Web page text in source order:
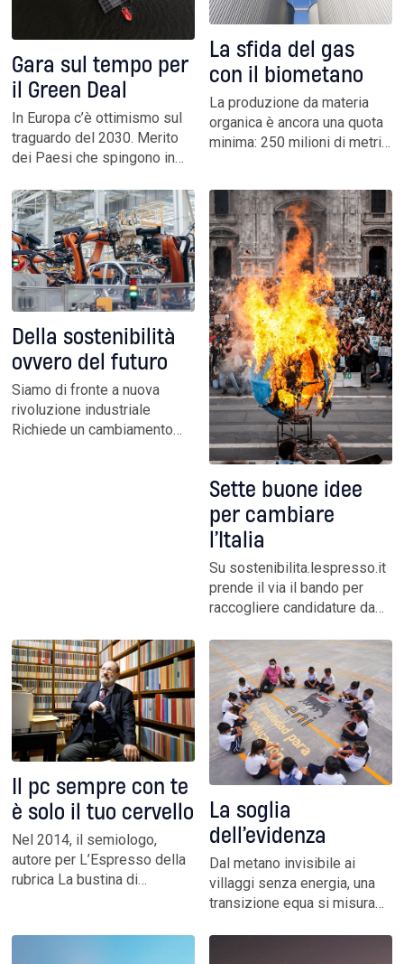
Gara sul tempo per
il Green Deal
In Europa c’è ottimismo sul
traguardo del 2030. Merito
dei Paesi che spingono in
obiettivi mancanti svela
lentezze e ritardi rispetto al
target della neutralità
carbonica del 2050. In
agguato la tentazione di
revisioni
La sfida del gas
con il biometano
La produzione da materia
organica è ancora una quota
minima: 250 milioni di metri
combustibile. Ma l’obiettivo
è di 5,7 miliardi entro il 2030.
Nati cento impianti negli
ultimi otto anni
Della sostenibilità
ovvero del futuro
Siamo di fronte a nuova
rivoluzione industriale
Richiede un cambiamento
Sette buone idee
per cambiare
l’Italia
Su sostenibilita.lespresso.it
prende il via il bando per
raccogliere candidature da
associazioni, imprese
sociali e ricercatori per
progetti innovativi da
sostenere. Diamo fiducia a
chi reinventa il concetto di
azienda, riscrive il senso
dell’abitare, innova con
coraggio
Il pc sempre con te
è solo il tuo cervello
Nel 2014, il semiologo,
autore per L’Espresso della
rubrica La bustina di
notes, scrisse una lettera al
La soglia
dell’evidenza
Dal metano invisibile ai
villaggi senza energia, una
transizione equa si misura
nella concreta responsabilità